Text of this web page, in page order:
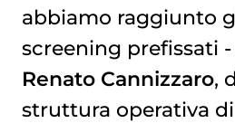
abbiamo raggiunto
screening prefissati
Renato Cannizzaro,
struttura operativa di